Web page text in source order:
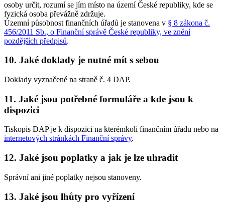
osoby určit, rozumí se jím místo na území České republiky, kde se
fyzická osoba převážně zdržuje.
Územní působnost finančních úřadů je stanovena v § 8 zákona č.
456/2011 Sb., o Finanční správě České republiky, ve znění
pozdějších předpisů.
10. Jaké doklady je nutné mít s sebou
Doklady vyznačené na straně č. 4 DAP.
11. Jaké jsou potřebné formuláře a kde jsou k
dispozici
Tiskopis DAP je k dispozici na kterémkoli finančním úřadu nebo na
internetových stránkách Finanční správy.
12. Jaké jsou poplatky a jak je lze uhradit
Správní ani jiné poplatky nejsou stanoveny.
13. Jaké jsou lhůty pro vyřízení